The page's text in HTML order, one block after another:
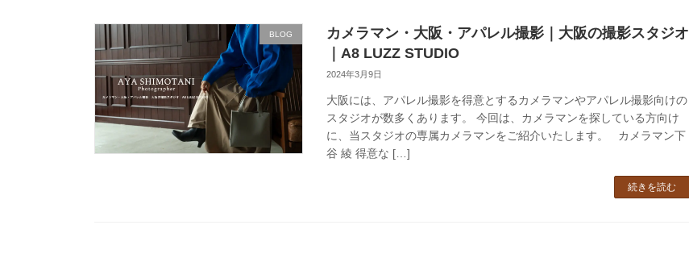
BLOG
カメラマン・大阪・アパレル撮影｜大阪の撮影スタジオ
｜A8 LUZZ STUDIO
2024年3月9日
大阪には、アパレル撮影を得意とするカメラマンやアパレル撮影向けの
スタジオが数多くあります。 今回は、カメラマンを探している方向け
に、当スタジオの専属カメラマンをご紹介いたします。 カメラマン下
谷 綾 得意な […]
続きを読む